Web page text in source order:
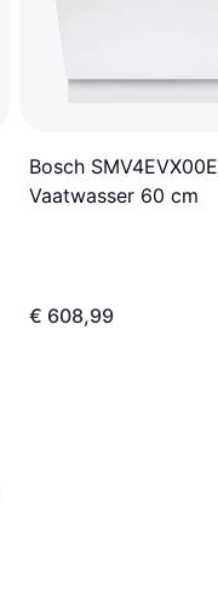
Bosch SMV4EVX00E
Vaatwasser 60 cm
€ 608,99